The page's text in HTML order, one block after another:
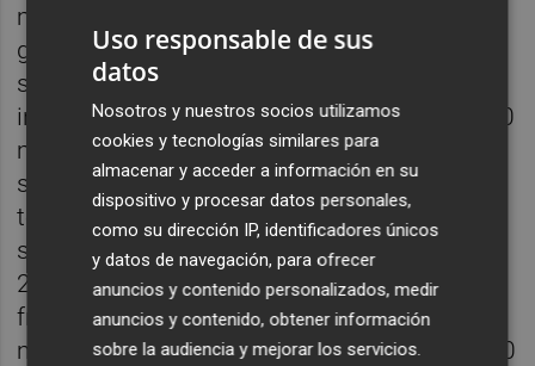
más de seis años, los mercados españoles
gestionados porBMEhan acogido 72
socimis, con un volumen de inversión
inmobiliaria total actual cercano a los 50.000
millones de euros y una capitalización
superior a los 22.300 millones de euros. En
términos de negocio, el conjunto de las
socimis generó a lo largo de 2018 más de
2.100 millones de euros en rentas (+25%
frente al año anterior), un Ebitda de 1.500
millones (+22%) y un beneficio neto de 2.370
Uso responsable de sus
datos
Nosotros y nuestros socios utilizamos
cookies y tecnologías similares para
almacenar y acceder a información en su
dispositivo y procesar datos personales,
como su dirección IP, identificadores únicos
y datos de navegación, para ofrecer
anuncios y contenido personalizados, medir
anuncios y contenido, obtener información
sobre la audiencia y mejorar los servicios.